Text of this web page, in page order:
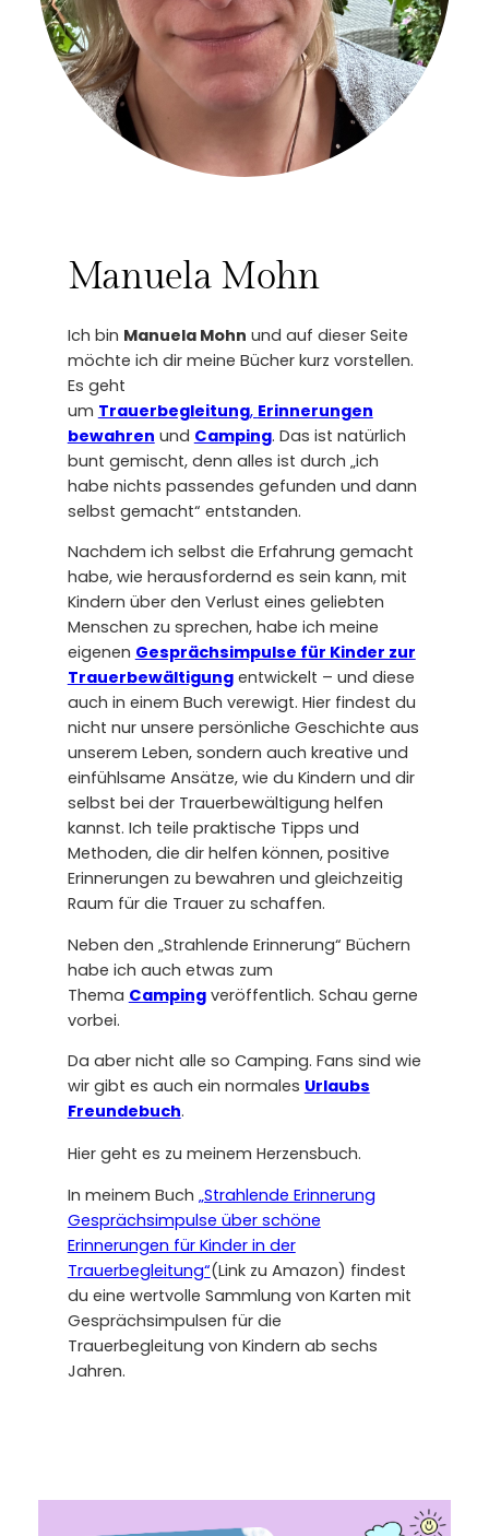
Manuela Mohn
Ich bin Manuela Mohn und auf dieser Seite
möchte ich dir meine Bücher kurz vorstellen.
Es geht
um Trauerbegleitung, Erinnerungen
bewahren und Camping. Das ist natürlich
bunt gemischt, denn alles ist durch „ich
habe nichts passendes gefunden und dann
selbst gemacht“ entstanden.
Nachdem ich selbst die Erfahrung gemacht
habe, wie herausfordernd es sein kann, mit
Kindern über den Verlust eines geliebten
Menschen zu sprechen, habe ich meine
eigenen Gesprächsimpulse für Kinder zur
Trauerbewältigungentwickelt – und diese
auch in einem Buch verewigt. Hier findest du
nicht nur unsere persönliche Geschichte aus
unserem Leben, sondern auch kreative und
einfühlsame Ansätze, wie du Kindern und dir
selbst bei der Trauerbewältigung helfen
kannst. Ich teile praktische Tipps und
Methoden, die dir helfen können, positive
Erinnerungen zu bewahren und gleichzeitig
Raum für die Trauer zu schaffen.
Neben den „Strahlende Erinnerung“ Büchern
habe ich auch etwas zum
Thema Campingveröffentlich. Schau gerne
vorbei.
Da aber nicht alle so Camping. Fans sind wie
wir gibt es auch ein normales Urlaubs
Freundebuch.
Hier geht es zu meinem Herzensbuch.
In meinem Buch „Strahlende Erinnerung
Gesprächsimpulse über schöne
Erinnerungen für Kinder in der
Trauerbegleitung“(Link zu Amazon) findest
du eine wertvolle Sammlung von Karten mit
Gesprächsimpulsen für die
Trauerbegleitung von Kindern ab sechs
Jahren.